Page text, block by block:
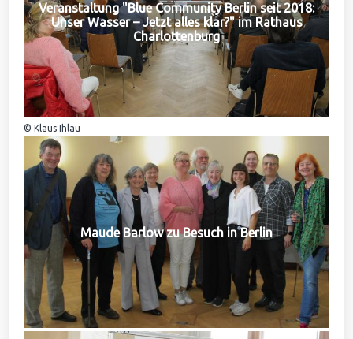
Veranstaltung "Blue Community Berlin seit 2018:
Unser Wasser – Jetzt alles klar?" im Rathaus
Charlottenburg
© Klaus Ihlau
Maude Barlow zu Besuch in Berlin